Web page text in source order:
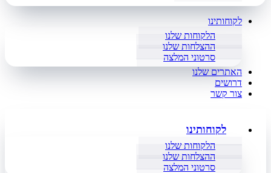
לקוחותינו
הלקוחות שלנו
ההצלחות שלנו
סרטוני המלצה
האתרים שלנו
דרושים
צור קשר
לקוחותינו
הלקוחות שלנו
ההצלחות שלנו
סרטוני המלצה